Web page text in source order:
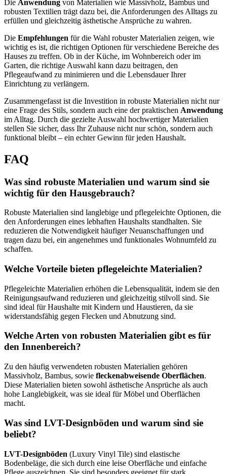
Die Anwendung von Materialien wie Massivholz, Bambus und
robusten Textilien trägt dazu bei, die Anforderungen des Alltags zu
erfüllen und gleichzeitig ästhetische Ansprüche zu wahren.
Die Empfehlungen für die Wahl robuster Materialien zeigen, wie
wichtig es ist, die richtigen Optionen für verschiedene Bereiche des
Hauses zu treffen. Ob in der Küche, im Wohnbereich oder im
Garten, die richtige Auswahl kann dazu beitragen, den
Pflegeaufwand zu minimieren und die Lebensdauer Ihrer
Einrichtung zu verlängern.
Zusammengefasst ist die Investition in robuste Materialien nicht nur
eine Frage des Stils, sondern auch eine der praktischen Anwendung
im Alltag. Durch die gezielte Auswahl hochwertiger Materialien
stellen Sie sicher, dass Ihr Zuhause nicht nur schön, sondern auch
funktional bleibt – ein echter Gewinn für jeden Haushalt.
FAQ
Was sind robuste Materialien und warum sind sie
wichtig für den Hausgebrauch?
Robuste Materialien sind langlebige und pflegeleichte Optionen, die
den Anforderungen eines lebhaften Haushalts standhalten. Sie
reduzieren die Notwendigkeit häufiger Neuanschaffungen und
tragen dazu bei, ein angenehmes und funktionales Wohnumfeld zu
schaffen.
Welche Vorteile bieten pflegeleichte Materialien?
Pflegeleichte Materialien erhöhen die Lebensqualität, indem sie den
Reinigungsaufwand reduzieren und gleichzeitig stilvoll sind. Sie
sind ideal für Haushalte mit Kindern und Haustieren, da sie
widerstandsfähig gegen Flecken und Abnutzung sind.
Welche Arten von robusten Materialien gibt es für
den Innenbereich?
Zu den häufig verwendeten robusten Materialien gehören
Massivholz, Bambus, sowie fleckenabweisende Oberflächen.
Diese Materialien bieten sowohl ästhetische Ansprüche als auch
hohe Langlebigkeit, was sie ideal für Möbel und Oberflächen
macht.
Was sind LVT-Designböden und warum sind sie
beliebt?
LVT-Designböden (Luxury Vinyl Tile) sind elastische
Bodenbeläge, die sich durch eine leise Oberfläche und einfache
Pflege auszeichnen. Sie sind besonders geeignet für stark